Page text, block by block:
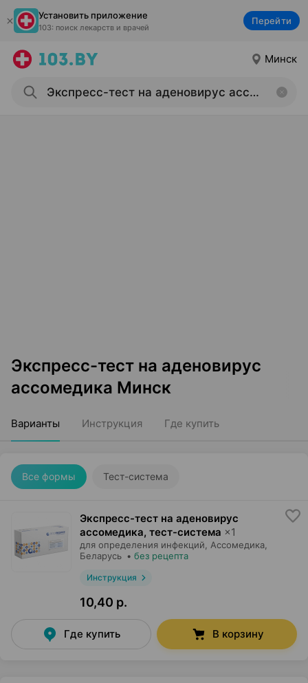
Установить приложение
103: поиск лекарств и врачей
Перейти
Минск
Экспресс-тест на аденовирус
ассомедика Минск
Варианты Инструкция Где купить
Все формы Тест-система
Экспресс-тест на аденовирус
ассомедика, тест-система ×1
для определения инфекций, Ассомедика
Беларусь • без рецепта
Инструкция
10,40 р.
Где купить В корзину